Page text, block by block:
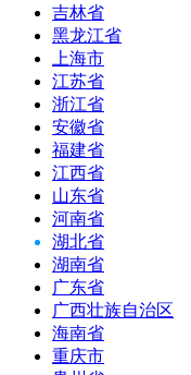
吉林省
黑龙江省
上海市
江苏省
浙江省
安徽省
福建省
江西省
山东省
河南省
湖北省
湖南省
广东省
广西壮族自治区
海南省
重庆市